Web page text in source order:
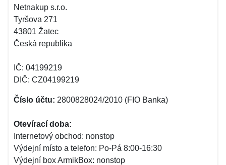
Netnakup s.r.o.
Tyršova 271
43801 Žatec
Česká republika
IČ: 04199219
DIČ: CZ04199219
Číslo účtu: 2800828024/2010 (FIO Banka)
Otevírací doba:
Internetový obchod: nonstop
Výdejní místo a telefon: Po-Pá 8:00-16:30
Výdejní box ArmikBox: nonstop